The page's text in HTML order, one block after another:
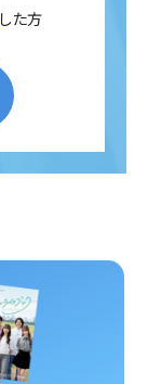
した方